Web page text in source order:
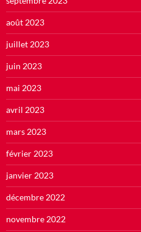
août 2023
juillet 2023
juin 2023
mai 2023
avril 2023
mars 2023
février 2023
janvier 2023
décembre 2022
novembre 2022